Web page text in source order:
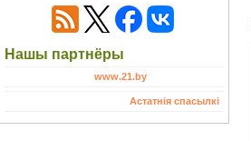
Нашы партнёры
www.21.by
Астатнія спасылкі